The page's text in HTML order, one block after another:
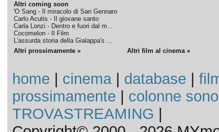
Altri coming soon
'O Sang - Il miracolo di San Gennaro
Carlo Acutis - Il giovane santo
Carla Lonzi - Dentro e fuori dal m...
Cocomelon - Il Film
L'assurda storia della Gialappa's ...
Altri prossimamente » Altri film al cinema »
home cinema| database
prossimamente
colonne
TROVASTREAMING